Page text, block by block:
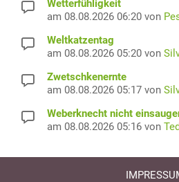
Wetterfühligkeit
am 08.08.2026 06:20 von
Weltkatzentag
am 08.08.2026 05:20 von
Zwetschkenernte
am 08.08.2026 05:17 von
Weberknecht nicht
am 08.08.2026 05:16 von